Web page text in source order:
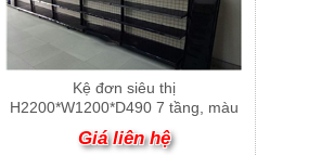
Kệ đơn siêu thị
H2200*W1200*D490 7 tầng, màu
đen
Giá liên hệ